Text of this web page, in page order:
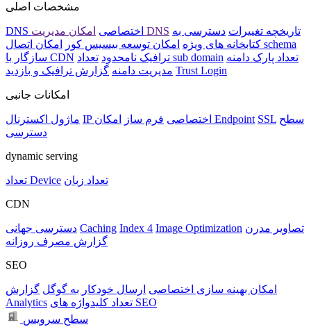
مشخصات اصلی
DNS اختصاصی امکان مدیریت DNS تاریخچه تغییرات دسترسی به
کتابخانه های ویژه امکان توسعه بیسیس کور
امکان اتصال schema
سازگار با CDN
ترافیک نامحدود تعداد sub domain تعداد پارک دامنه
مدیریت دامنه گزارش ترافیک و بازدید Trust Login
امکانات جانبی
ماژول اکسترنال IP اختصاصی فرم ساز امکان Endpoint SSL سطح
دسترسی
dynamic serving
تعداد Device تعداد زبان
CDN
دسترسی جهانی Caching Index 4 Image Optimization تصاویر مدرن
گزارش مصرف روزانه
SEO
امکان بهینه سازی اختصاصی ارسال خودکار به گوگل گزارش
Analytics
تعداد کلیدواژه های SEO
سطح سرویس